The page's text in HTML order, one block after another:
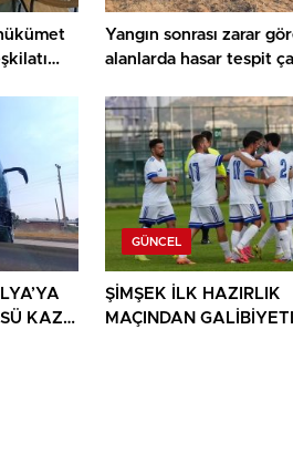
Yangın sonrası zarar
alanlarda hasar tespit
KAZA
GÜNCEL
ŞİMŞEK İLK HAZIRLIK
MAÇINDAN